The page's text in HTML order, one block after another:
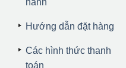
hành
Hướng dẫn đặt hàng
Các hình thức thanh
toán